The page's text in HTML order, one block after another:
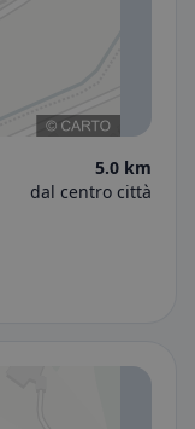
5.0 km
dal centro città